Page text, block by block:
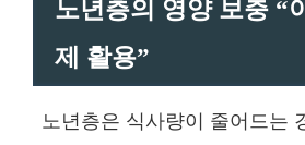
노년층의 영양 보충 “
제 활용”
노년층은 식사량이 줄어드는